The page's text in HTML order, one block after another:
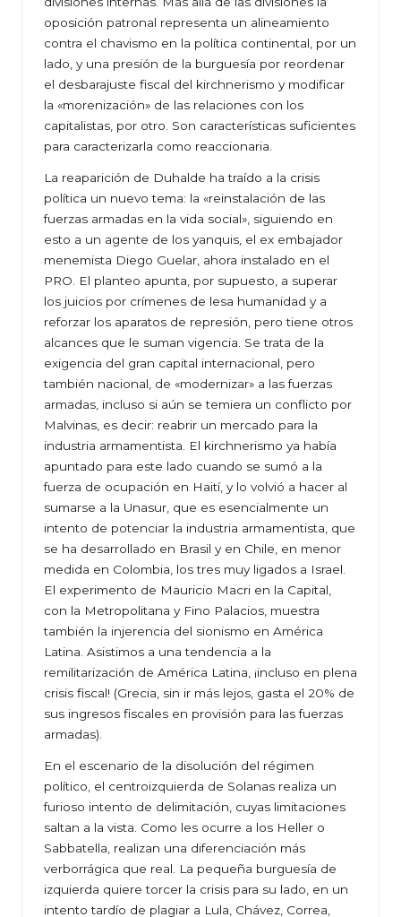
oposición patronal representa un alineamiento
contra el chavismo en la política continental, por un
lado, y una presión de la burguesía por reordenar
el desbarajuste fiscal del kirchnerismo y modificar
la «morenización» de las relaciones con los
capitalistas, por otro. Son características suficientes
para caracterizarla como reaccionaria.
La reaparición de Duhalde ha traído a la crisis
política un nuevo tema: la «reinstalación de las
fuerzas armadas en la vida social», siguiendo en
esto a un agente de los yanquis, el ex embajador
menemista Diego Guelar, ahora instalado en el
PRO. El planteo apunta, por supuesto, a superar
los juicios por crímenes de lesa humanidad y a
reforzar los aparatos de represión, pero tiene otros
alcances que le suman vigencia. Se trata de la
exigencia del gran capital internacional, pero
también nacional, de «modernizar» a las fuerzas
armadas, incluso si aún se temiera un conflicto por
Malvinas, es decir: reabrir un mercado para la
industria armamentista. El kirchnerismo ya había
apuntado para este lado cuando se sumó a la
fuerza de ocupación en Haití, y lo volvió a hacer al
sumarse a la Unasur, que es esencialmente un
intento de potenciar la industria armamentista, que
se ha desarrollado en Brasil y en Chile, en menor
medida en Colombia, los tres muy ligados a Israel.
El experimento de Mauricio Macri en la Capital,
con la Metropolitana y Fino Palacios, muestra
también la injerencia del sionismo en América
Latina. Asistimos a una tendencia a la
remilitarización de América Latina, ¡incluso en plena
crisis fiscal! (Grecia, sin ir más lejos, gasta el 20% de
sus ingresos fiscales en provisión para las fuerzas
armadas).
En el escenario de la disolución del régimen
político, el centroizquierda de Solanas realiza un
furioso intento de delimitación, cuyas limitaciones
saltan a la vista. Como les ocurre a los Heller o
Sabbatella, realizan una diferenciación más
verborrágica que real. La pequeña burguesía de
izquierda quiere torcer la crisis para su lado, en un
intento tardío de plagiar a Lula, Chávez, Correa,